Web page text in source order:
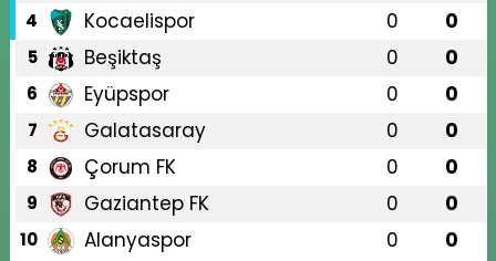
4 Kocaelispor 0 0
5 Beşiktaş 0 0
6 Eyüpspor 0 0
7 Galatasaray 0 0
8 Çorum FK 0 0
9 Gaziantep FK 0 0
10 Alanyaspor 0 0